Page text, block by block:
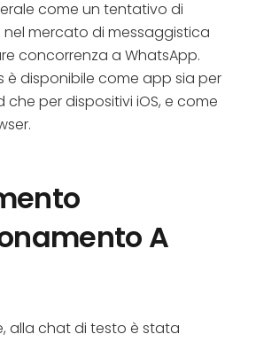
come un tentativo di
nel mercato di messaggistica
concorrenza a WhatsApp.
è disponibile come app sia per
che per dispositivi iOS, e come
A
alla chat di testo è stata